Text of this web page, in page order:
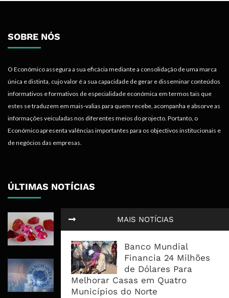
MAIS NOTÍCIAS
Banco Mundial
Financia 24 Milhões
de Dólares Para
Melhorar Casas em Quatro
Municípios do Norte
SOBRE NÓS
O Económico assegura a sua eficácia mediante a consolidação de uma marca
única e distinta, cujo valor é a sua capacidade de gerar e disseminar conteúdos
informativos e formativos de especialidade económica em termos tais que
estes se traduzem em mais-valias para quem recebe, acompanha e absorve as
informações veiculadas nos diferentes meios do projecto. Portanto, o
Económico apresenta valências importantes para os objectivos institucionais e
de negócios das empresas.
ÚLTIMAS NOTÍCIAS
Moçambique Leva Leilão
Internacional de Gemas Para Dentro
do País e Procura Reter Mais Valor
Banca Fecha II Trimestre Com
Capital Forte, Mas Qualidade do
Crédito Mostra Fortes Diferenças